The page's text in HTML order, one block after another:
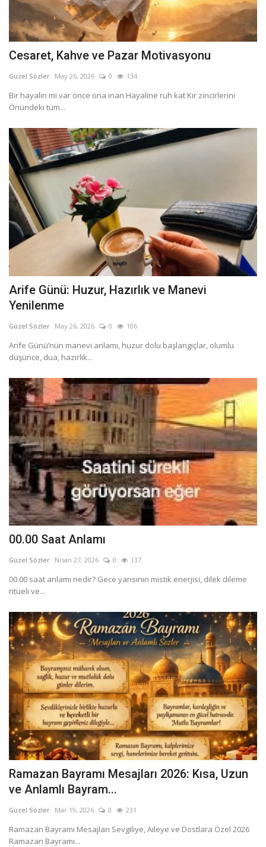
Cesaret, Kahve ve Pazar Motivasyonu
Güzel Sözler May 26, 2026 0 134
Bir hayalin mi var önce ona inan Hayaline ruh kat Kır zincirlerini
Önündeki tüm...
Arife Günü: Huzur, Hazırlık ve Manevi
Yenilenme
Güzel Sözler May 26, 2026 0 106
Arife Günü’nün manevi anlamı, huzur dolu başlangıçlar, olumlu
düşünce, dua, hazırlık...
00.00 Saat Anlamı
Güzel Sözler Nisan 27, 2026 0 137
00.00 saat anlamı nedir? Gece yarısının mistik enerjisi, dilek dileme
ritüeli ve...
Ramazan Bayramı Mesajları 2026: Kısa, Uzun
ve Anlamlı Bayram...
Güzel Sözler Mar 19, 2026 0 231
Ramazan Bayramı Mesajları Sevgiliye, Aileye ve Dostlara Özel 2026
Ramazan Bayramı...